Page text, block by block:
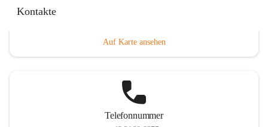
Kontakte
Auf Karte ansehen
Telefonnummer